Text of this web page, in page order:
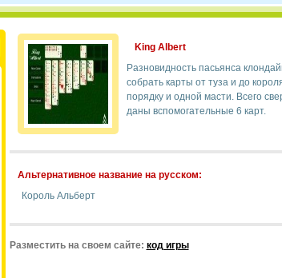
King Albert
Разновидность пасьянса
собрать карты от туза и до
порядку и одной масти. Всего
даны вспомогательные 6 карт.
Альтернативное название на русском:
Король Альберт
Разместить на своем сайте: код игры